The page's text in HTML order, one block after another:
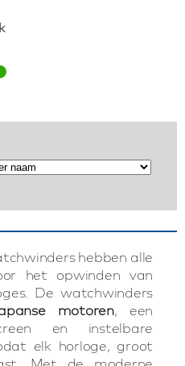
hebben alle
het opwinden van
De watchwinders
motoren, een
en instelbare
elk horloge, groot